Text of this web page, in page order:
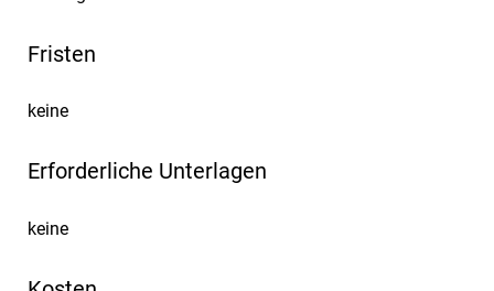
Fristen
keine
Erforderliche Unterlagen
keine